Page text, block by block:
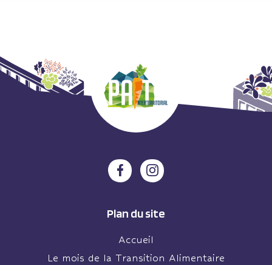
Plan du site
Accueil
Le mois de la Transition Alimentaire